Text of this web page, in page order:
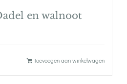
en walnoot
Toevoegen aan winkelwagen